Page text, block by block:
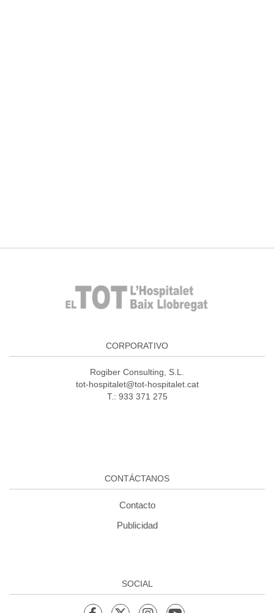
CORPORATIVO
Rogiber Consulting, S.L.
tot-hospitalet@tot-hospitalet.cat
T.: 933 371 275
CONTÁCTANOS
Contacto
Publicidad
SOCIAL